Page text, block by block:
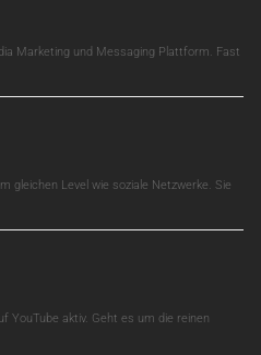
Marketing und Messaging Plattform. Fast
gleichen Level wie soziale Netzwerke. Sie
YouTube aktiv. Geht es um die reinen